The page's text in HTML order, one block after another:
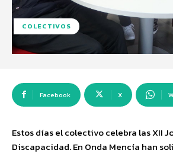
COLECTIVOS
Facebook X
Estos días el colectivo celebra las XII
Discapacidad. En Onda Mencía han